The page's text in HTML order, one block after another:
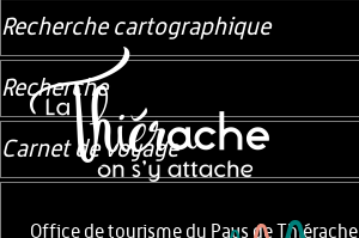
Office de tourisme du Pays de Thiérache
Recherche cartographique
Recherche
Carnet de voyage